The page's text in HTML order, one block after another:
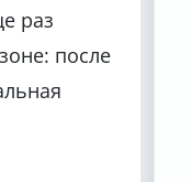
раз
после